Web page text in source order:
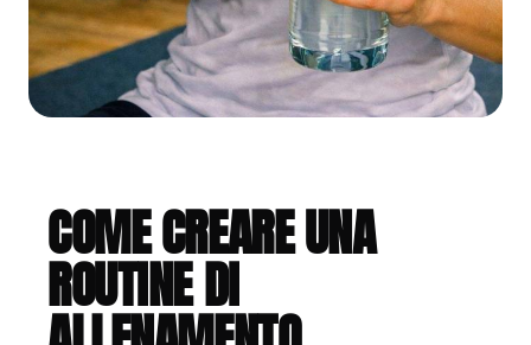
COME CREARE UNA
ROUTINE DI